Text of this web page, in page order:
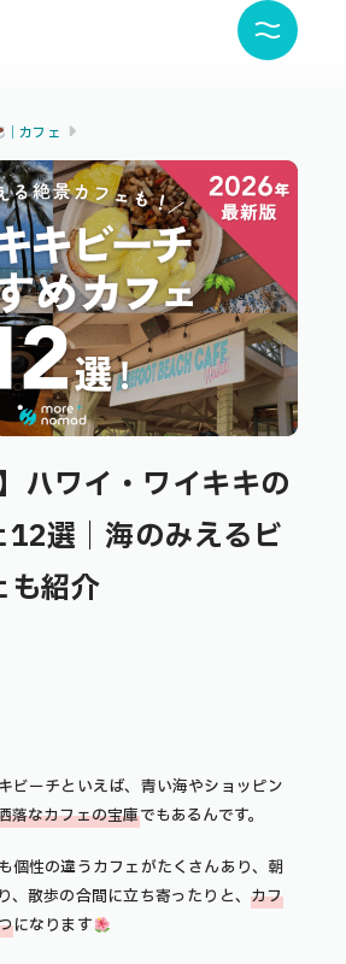
｜カフェ
ハワイ・ワイキキの
12選｜海のみえるビ
も紹介
ビーチといえば、青い海やショッピン
落なカフェの宝庫でもあるんです。
個性の違うカフェがたくさんあり、朝
、散歩の合間に立ち寄ったりと、カフ
になります